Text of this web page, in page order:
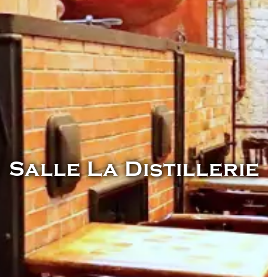
Salle La Distillerie